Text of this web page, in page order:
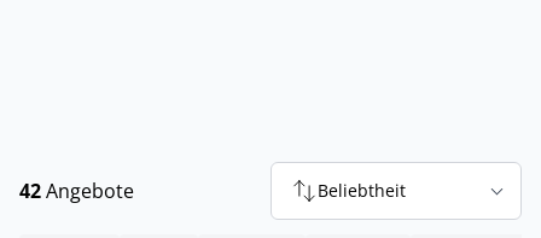
42Angebote Beliebtheit